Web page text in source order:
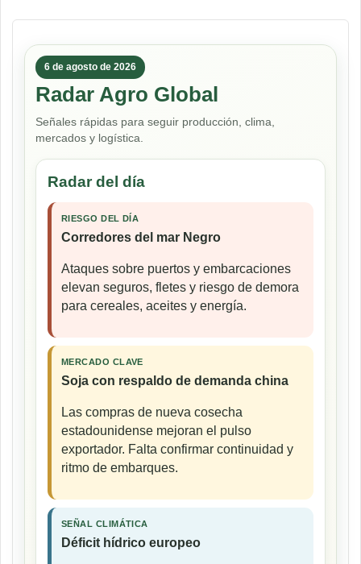
6 de agosto de 2026
Radar Agro Global
Señales rápidas para seguir producción, clima,
mercados y logística.
Radar del día
RIESGO DEL DÍA
Corredores del mar Negro
Ataques sobre puertos y embarcaciones
elevan seguros, fletes y riesgo de demora
para cereales, aceites y energía.
MERCADO CLAVE
Soja con respaldo de demanda china
Las compras de nueva cosecha
estadounidense mejoran el pulso
exportador. Falta confirmar continuidad y
ritmo de embarques.
SEÑAL CLIMÁTICA
Déficit hídrico europeo